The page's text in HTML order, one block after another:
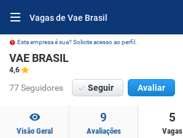
Vagas de Vae Brasil
Esta empresa é sua? Solicite acesso ao perfil.
VAE BRASIL
4,6
77 Seguidores Seguir Avaliar
Visão Geral
9
Avaliações
5
Vagas